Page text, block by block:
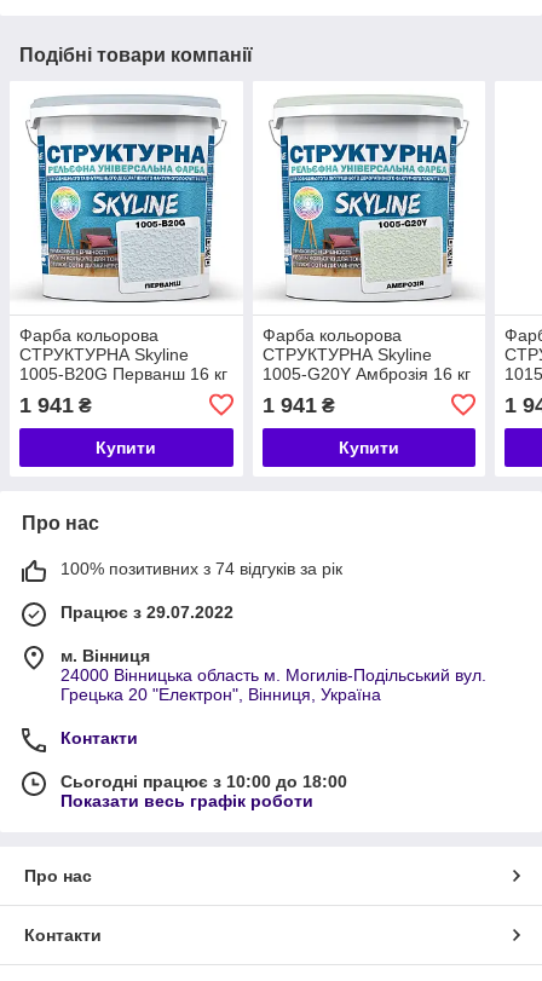
Подібні товари компанії
Фарба кольорова
СТРУКТУРНА Skyline
1005-B20G Перванш 16 кг
1 941 ₴
Купити
Фарба кольорова
СТРУКТУРНА Skyline
1005-G20Y Амброзія 16 кг
1 941₴
Купити
1
Про нас
100% позитивних з 74 відгуків за рік
Працює з 29.07.2022
м. Вінниця
24000 Вінницька область м. Могилів-Подільський вул.
Грецька 20 "Електрон", Вінниця, Україна
Контакти
Сьогодні працює з 10:00 до 18:00
Показати весь графік роботи
Про нас
Контакти